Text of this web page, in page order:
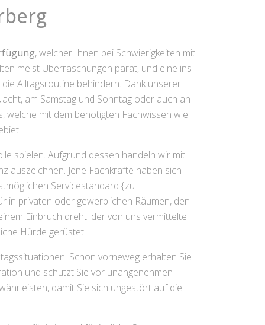
, welcher Ihnen bei Schwierigkeiten mit
meist Überraschungen parat, und eine ins
Alltagsroutine behindern. Dank unserer
am Samstag und Sonntag oder auch an
mit dem benötigten Fachwissen wie
spielen. Aufgrund dessen handeln wir mit
auszeichnen. Jene Fachkräfte haben sich
Servicestandard {zu
in privaten oder gewerblichen Räumen, den
Einbruch dreht: der von uns vermittelte
Hürde gerüstet.
Schon vorneweg erhalten Sie
und schützt Sie vor unangenehmen
damit Sie sich ungestört auf die